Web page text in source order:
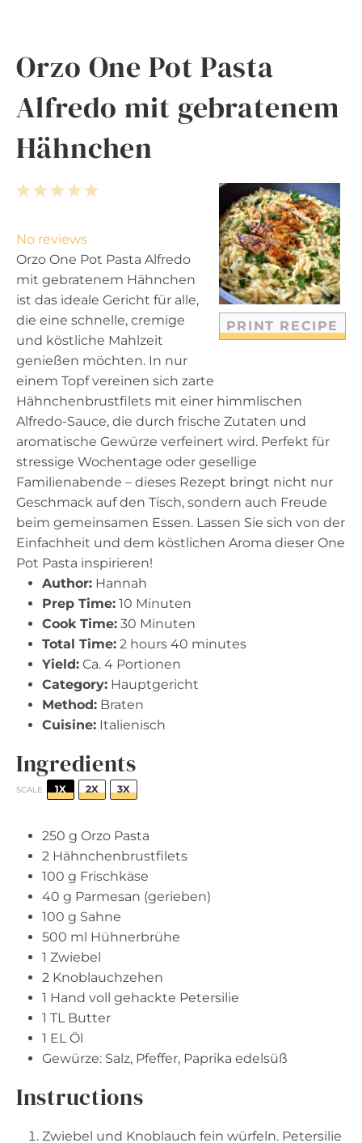
Orzo One Pot Pasta
Alfredo mit gebratenem
Hähnchen
PRINT RECIPE
5
a
r
s
4
t
a
r
s
3
t
a
r
s
2
t
a
r
s
1
t
a
r
No reviews
Orzo One Pot Pasta Alfredo
mit gebratenem Hähnchen
ist das ideale Gericht für alle,
die eine schnelle, cremige
und köstliche Mahlzeit
genießen möchten. In nur
einem Topf vereinen sich zarte
Hähnchenbrustfilets mit einer himmlischen
Alfredo-Sauce, die durch frische Zutaten und
aromatische Gewürze verfeinert wird. Perfekt für
stressige Wochentage oder gesellige
Familienabende – dieses Rezept bringt nicht nur
Geschmack auf den Tisch, sondern auch Freude
beim gemeinsamen Essen. Lassen Sie sich von der
Einfachheit und dem köstlichen Aroma dieser One
Pot Pasta inspirieren!
Author: Hannah
Prep Time: 10 Minuten
Cook Time: 30 Minuten
Total Time: 2 hours 40 minutes
Yield: Ca. 4 Portionen
Category: Hauptgericht
Method: Braten
Cuisine: Italienisch
Ingredients
SCALE 1X 2X 3X
250 g Orzo Pasta
2 Hähnchenbrustfilets
100 g Frischkäse
40 g Parmesan (gerieben)
100 g Sahne
500 ml Hühnerbrühe
1 Zwiebel
2 Knoblauchzehen
1 Hand voll gehackte Petersilie
1 TL Butter
1 EL Öl
Gewürze: Salz, Pfeffer, Paprika edelsüß
Instructions
Zwiebel und Knoblauch fein würfeln. Petersilie